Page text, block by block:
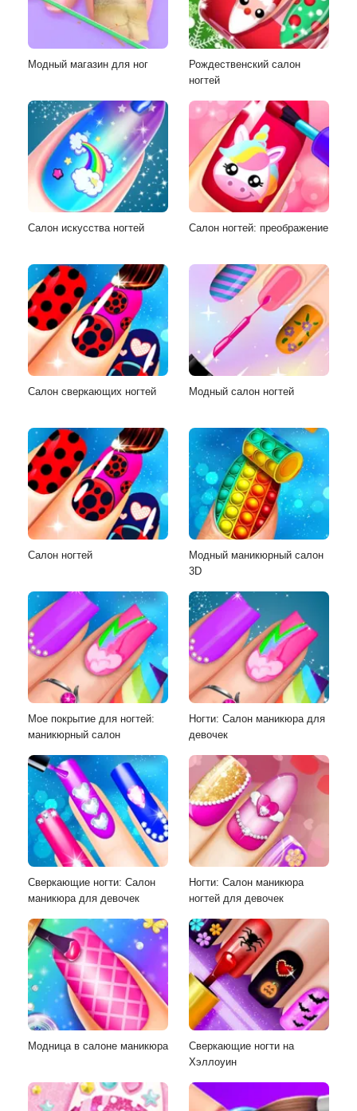
Модный магазин для ног
Рождественский салон
ногтей
Салон искусства ногтей Салон ногтей: преображение
Салон сверкающих ногтей Модный салон ногтей
Салон ногтей
Модный маникюрный салон
3D
Мое покрытие для ногтей:
маникюрный салон
Ногти: Салон маникюра для
девочек
Сверкающие ногти: Салон
маникюра для девочек
Ногти: Салон маникюра
ногтей для девочек
Модница в салоне маникюра
Сверкающие ногти на
Хэллоуин